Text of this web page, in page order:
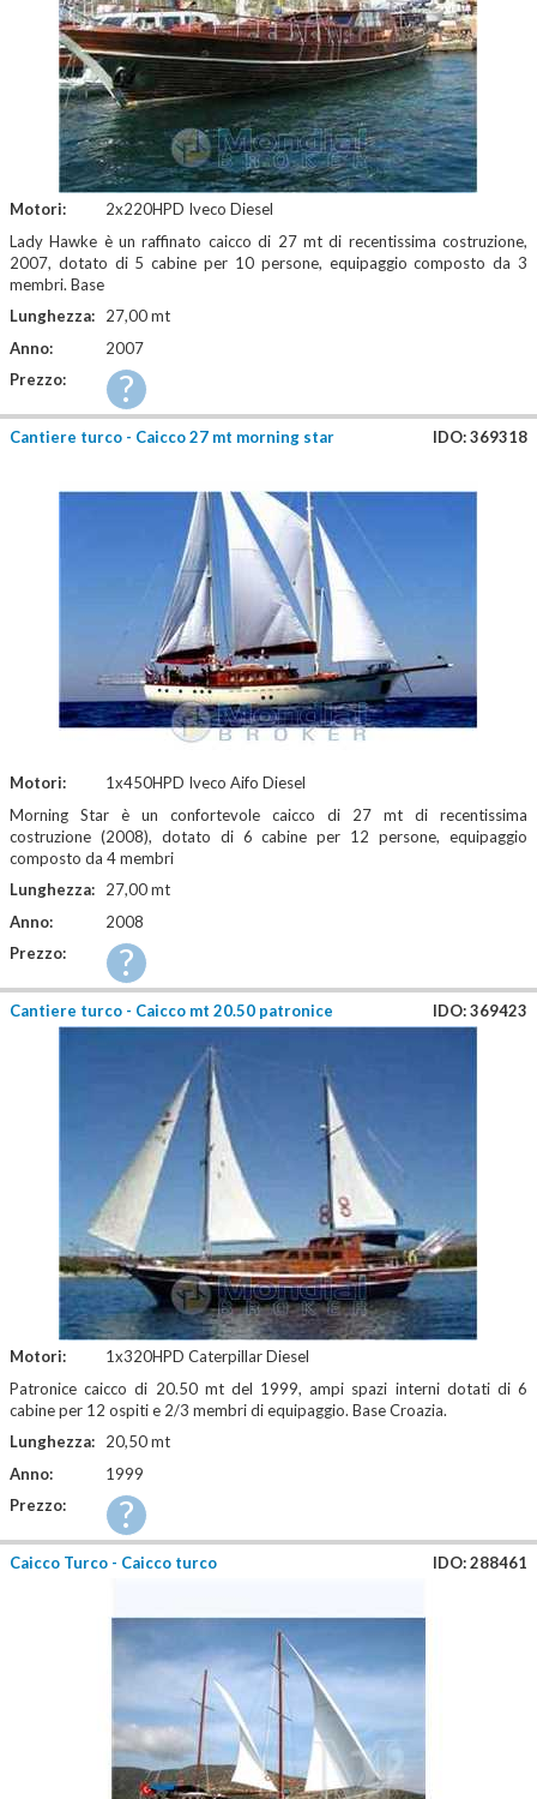
Motori:
2x220HPD Iveco Diesel
Lady Hawke è un raffinato caicco di 27 mt di recentissima costruzione,
2007, dotato di 5 cabine per 10 persone, equipaggio composto da 3
membri. Base
Lunghezza:
27,00 mt
Anno:
2007
Prezzo:
?
Cantiere turco - Caicco 27 mt morning star IDO: 369318
Motori:
1x450HPD Iveco Aifo Diesel
Morning Star è un confortevole caicco di 27 mt di recentissima
costruzione (2008), dotato di 6 cabine per 12 persone, equipaggio
composto da 4 membri
Lunghezza:
27,00 mt
Anno:
2008
Prezzo:
?
Cantiere turco - Caicco mt 20.50 patronice IDO: 369423
Motori:
1x320HPD Caterpillar Diesel
Patronice caicco di 20.50 mt del 1999, ampi spazi interni dotati di 6
cabine per 12 ospiti e 2/3 membri di equipaggio. Base Croazia.
Lunghezza:
20,50 mt
Anno:
1999
Prezzo:
?
Caicco Turco - Caicco turco IDO: 288461